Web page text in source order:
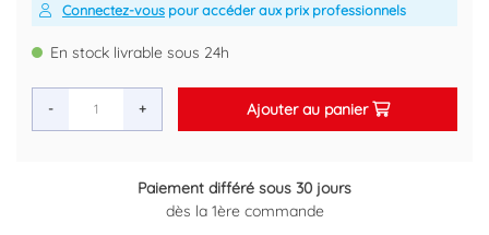
Connectez-vous pour accéder aux prix professionnels
En stock livrable sous 24h
- + Ajouter au panier
différé sous 30 jours